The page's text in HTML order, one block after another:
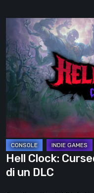
Clock:
Cursed
War
–
recensione:
di
un
DLC
Hell Clock:
di un DLC